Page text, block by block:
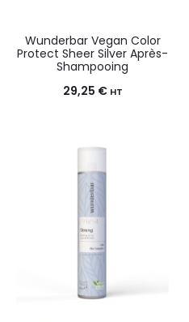
Wunderbar Vegan Color
Protect Sheer Silver Après-
Shampooing
29,25 € HT